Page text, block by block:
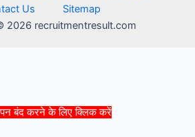
बंद करने के लिए क्लिक करें
Us
Sitemap
2026 recruitmentresult.com